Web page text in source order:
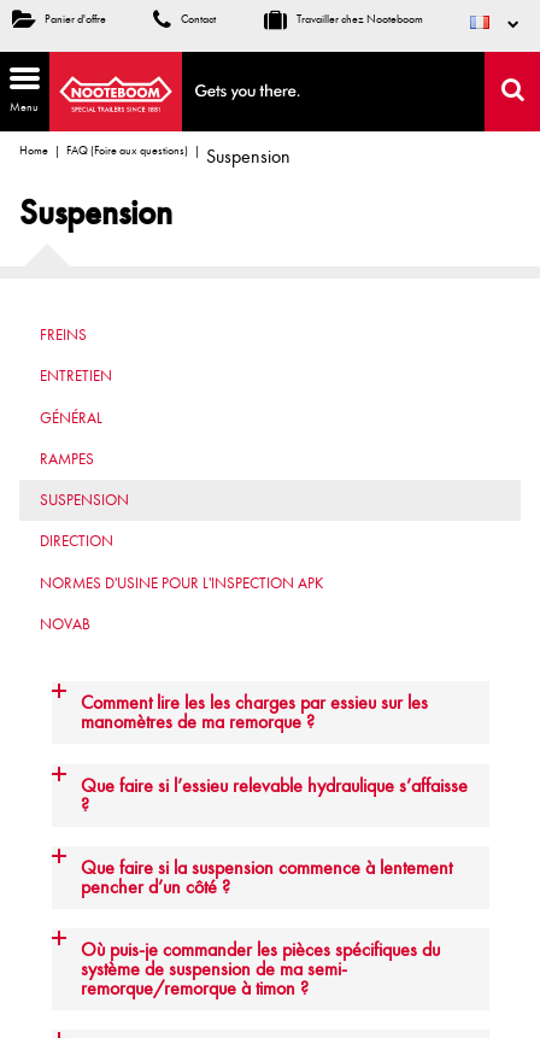
Panier d'offre Contact Travailler chez Nooteboom
Menu
Home FAQ (Foire aux questions) Suspension
Suspension
FREINS
ENTRETIEN
GÉNÉRAL
RAMPES
SUSPENSION
DIRECTION
NORMES D'USINE POUR L'INSPECTION APK
NOVAB
Comment lire les les charges par essieu sur les
manomètres de ma remorque ?
Que faire si l’essieu relevable hydraulique s’affaisse
?
Que faire si la suspension commence à lentement
pencher d’un côté ?
Où puis-je commander les pièces spécifiques du
système de suspension de ma semi-
remorque/remorque à timon ?